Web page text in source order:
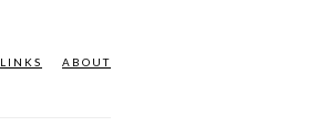
LINKS ABOUT